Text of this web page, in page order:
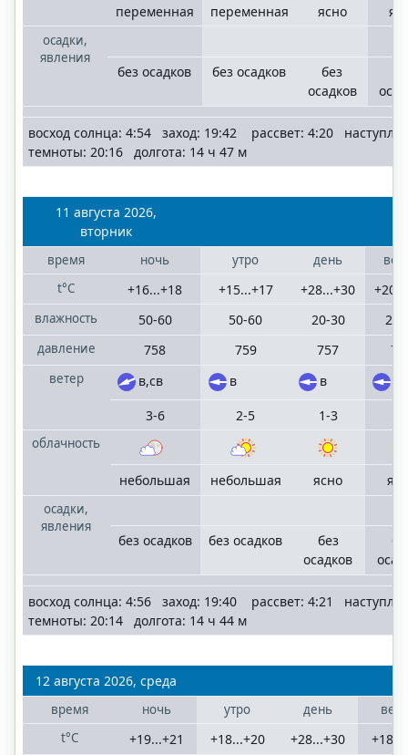
осадки,
явления
переменная
без осадков
переменная
без осадков
ясно
без
осадков
восход солнца: 4:54 заход: 19:42 рассвет: 4:20
темноты: 20:16 долгота: 14 ч 47 м
11 августа 2026,
вторник
время
t°C
влажность
давление
ветер
облачность
осадки,
явления
ночь
+16...+18
50-60
758
в,св
3-6
небольшая
без осадков
утро
+15...+17
50-60
759
в
2-5
небольшая
без осадков
день
+28...+30
20-30
757
в
1-3
ясно
без
осадков
20-
восход солнца: 4:56 заход: 19:40 рассвет: 4:21
темноты: 20:14 долгота: 14 ч 44 м
12 августа 2026, среда
время
t°C
ночь
+19...+21
утро
+18...+20
день
+28...+30